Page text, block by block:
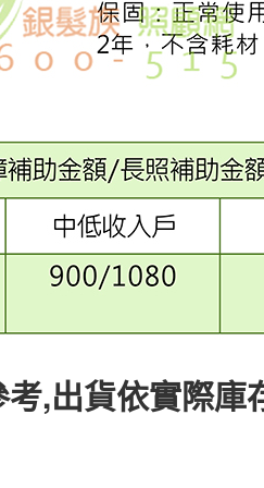
,出貨依實際庫